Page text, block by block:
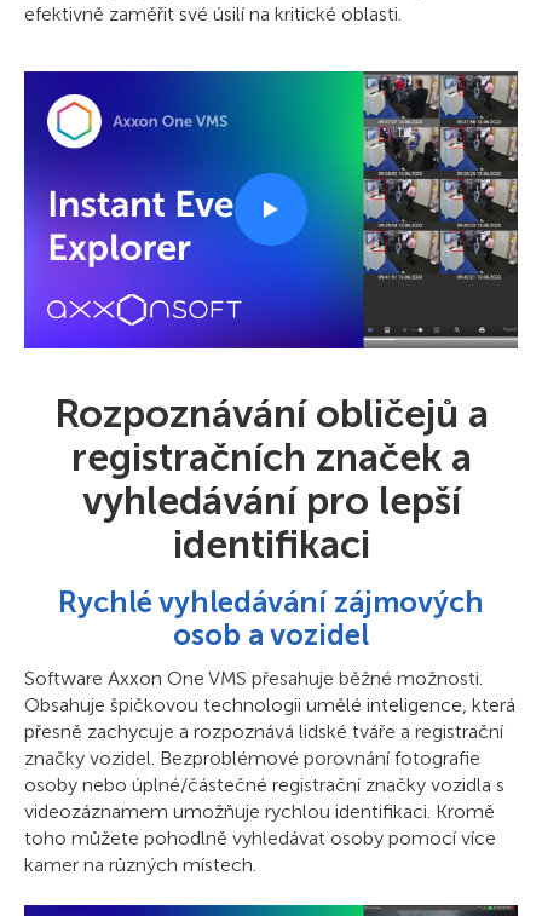
efektivně zaměřit své úsilí na kritické oblasti.
Rozpoznávání obličejů a
registračních značek a
vyhledávání pro lepší
identifikaci
Rychlé vyhledávání zájmových
osob a vozidel
Software Axxon One VMS přesahuje běžné možnosti.
Obsahuje špičkovou technologii umělé inteligence, která
přesně zachycuje a rozpoznává lidské tváře a registrační
značky vozidel. Bezproblémové porovnání fotografie
osoby nebo úplné/částečné registrační značky vozidla s
videozáznamem umožňuje rychlou identifikaci. Kromě
toho můžete pohodlně vyhledávat osoby pomocí více
kamer na různých místech.